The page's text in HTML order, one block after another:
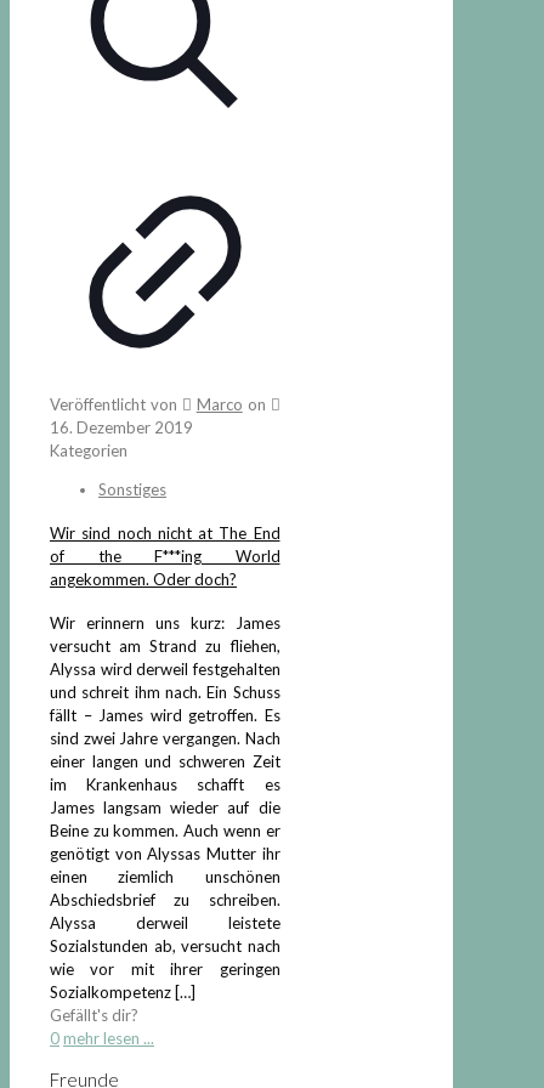
Veröffentlicht von Marco on
16. Dezember 2019
Kategorien
Sonstiges
Wir sind noch nicht at The End
of the F***ing World
angekommen. Oder doch?
Wir erinnern uns kurz: James
versucht am Strand zu fliehen,
Alyssa wird derweil festgehalten
und schreit ihm nach. Ein Schuss
fällt – James wird getroffen. Es
sind zwei Jahre vergangen. Nach
einer langen und schweren Zeit
im Krankenhaus schafft es
James langsam wieder auf die
Beine zu kommen. Auch wenn er
genötigt von Alyssas Mutter ihr
einen ziemlich unschönen
Abschiedsbrief zu schreiben.
Alyssa derweil leistete
Sozialstunden ab, versucht nach
wie vor mit ihrer geringen
Sozialkompetenz […]
Gefällt's dir?
0 mehr lesen ...
Freunde